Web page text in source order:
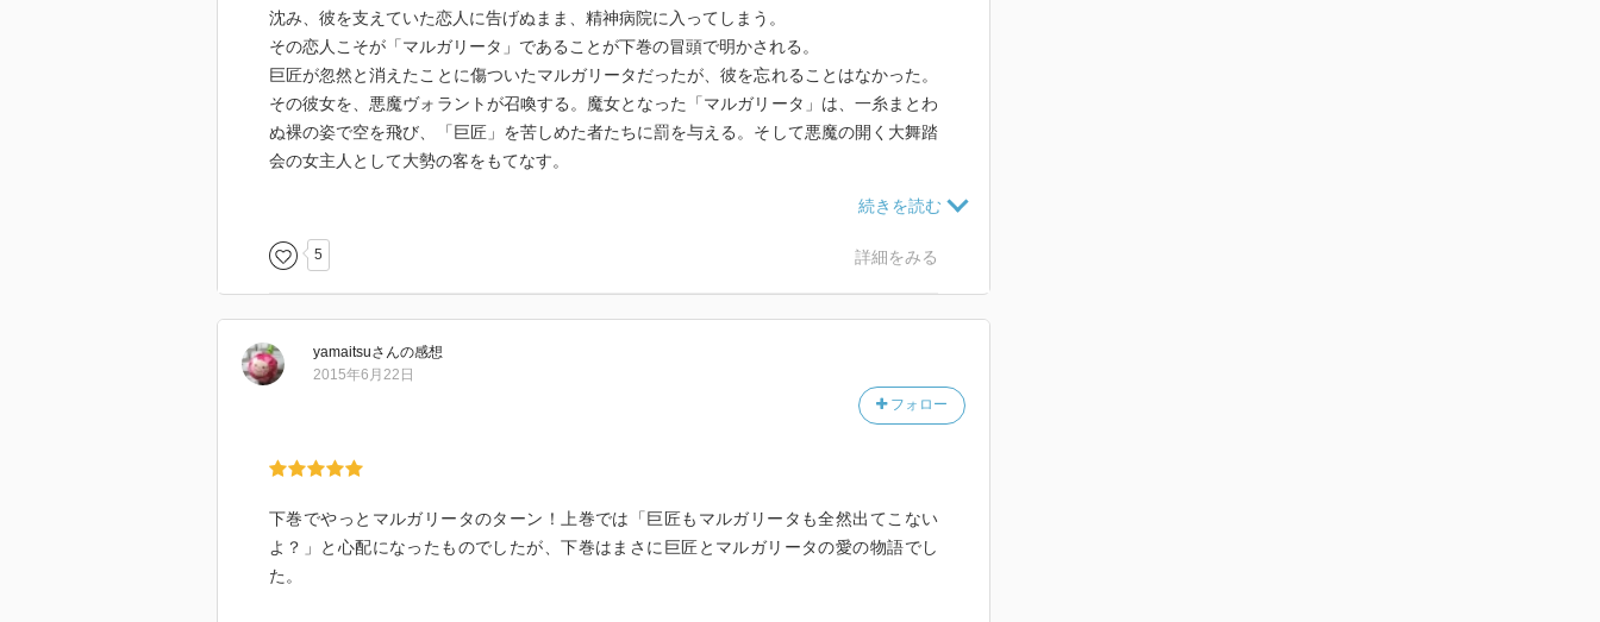
沈み、彼を支えていた恋人に告げぬまま、精神病院に入ってしまう。
その恋人こそが「マルガリータ」であることが下巻の冒頭で明かされる。
巨匠が忽然と消えたことに傷ついたマルガリータだったが、彼を忘れることはなかった。
その彼女を、悪魔ヴォラントが召喚する。魔女となった「マルガリータ」は、一糸まとわ
ぬ裸の姿で空を飛び、「巨匠」を苦しめた者たちに罰を与える。そして悪魔の開く大舞踏
会の女主人として大勢の客をもてなす。
ロシア的マジックリアリズム。
「マルガリータ」はゲーテの『ファウスト』に登場する女性の名（マルガレーテ、別名グ
レートヒェン）を思い出させる。ファウストに弄ばれ、嬰児殺しで投獄されるが、最後ま
で神を捨てない。最終的にファウストが救われるのは彼女の祈りのおかげである。
のところ、巨匠は彼女に伴われて、永遠の安らぎを手に入れるのだ。
全体に、神の影は薄い。物語を終始引っ張るのは悪魔だ。
巨匠が書く物語の中でも、処刑されるイエスは主人公ではなく、処刑する側のピラトゥス
が主体である。
5 詳細をみる
yamaitsuさんの感想
フォロー
2015年6月22日
下巻でやっとマルガリータのターン！上巻では「巨匠もマルガリータも全然出てこない
よ？」と心配になったものでしたが、下巻はまさに巨匠とマルガリータの愛の物語でし
た。